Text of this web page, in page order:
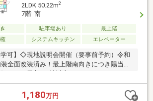
2LDK 50.22m2
7階 南
駐車場あり
最上階
システムキッチン エレベーター
学可】◇現地説明会開催（要事前予約）令和
全面改装済み！最上階南向きにつき陽当た
好です！居室は6帖以上のゆとりある2LDKと
ます。ジェットバス有り！
1,180万円